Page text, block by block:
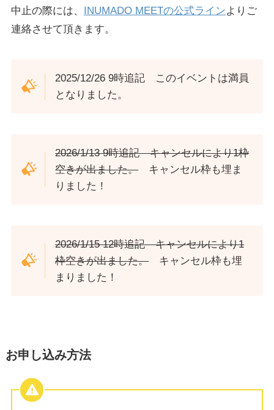
中止の際には、 INUMADO MEETの公式ラインよりご
連絡させて頂きます。
2025/12/26 9時追記 このイベントは満員
となりました。
2026/1/13 9時追記 キャンセルにより1枠
空きが出ました。キャンセル枠も埋ま
りました！
2026/1/15 12時追記 キャンセルにより1
枠空きが出ました。キャンセル枠も埋
まりました！
お申し込み方法